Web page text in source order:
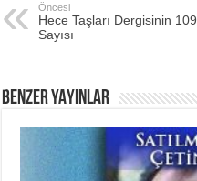
Öncesi
Hece Taşları Dergisinin 109.
Sayısı
BENZER YAYINLAR